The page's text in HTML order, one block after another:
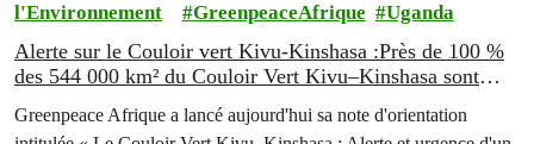
l'Environnement
GreenpeaceAfrique
Uganda
Alerte sur le Couloir vert Kivu-Kinshasa :Près de 100 %
des 544 000 km² du Couloir Vert Kivu–Kinshasa sont
couverts par des blocs pétroliers et des concessions
minières.
Greenpeace Afrique a lancé aujourd'hui sa note d'orientation